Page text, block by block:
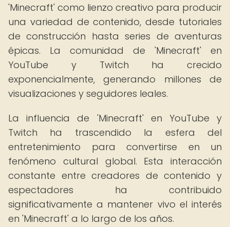
'Minecraft' como lienzo creativo para producir
una variedad de contenido, desde tutoriales
de construcción hasta series de aventuras
épicas. La comunidad de 'Minecraft' en
YouTube y Twitch ha crecido
exponencialmente, generando millones de
visualizaciones y seguidores leales.
La influencia de 'Minecraft' en YouTube y
Twitch ha trascendido la esfera del
entretenimiento para convertirse en un
fenómeno cultural global. Esta interacción
constante entre creadores de contenido y
espectadores ha contribuido
significativamente a mantener vivo el interés
en 'Minecraft' a lo largo de los años.